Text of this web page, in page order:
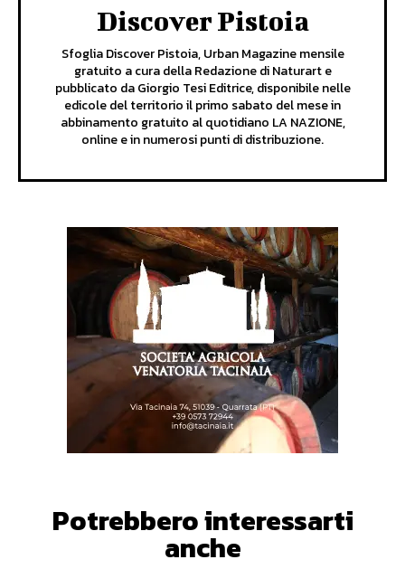
Discover Pistoia
Sfoglia Discover Pistoia, Urban Magazine mensile
gratuito a cura della Redazione di Naturart e
pubblicato da Giorgio Tesi Editrice, disponibile nelle
edicole del territorio il primo sabato del mese in
abbinamento gratuito al quotidiano LA NAZIONE,
online e in numerosi punti di distribuzione.
Potrebbero interessarti
anche